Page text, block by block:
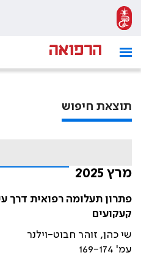
תוצאת חיפוש
מרץ 2025
פתרון תעלומה רפואית דרך
קעקועים
שי כהן, זוהר חבוט-וילנר
עמ' 169-174